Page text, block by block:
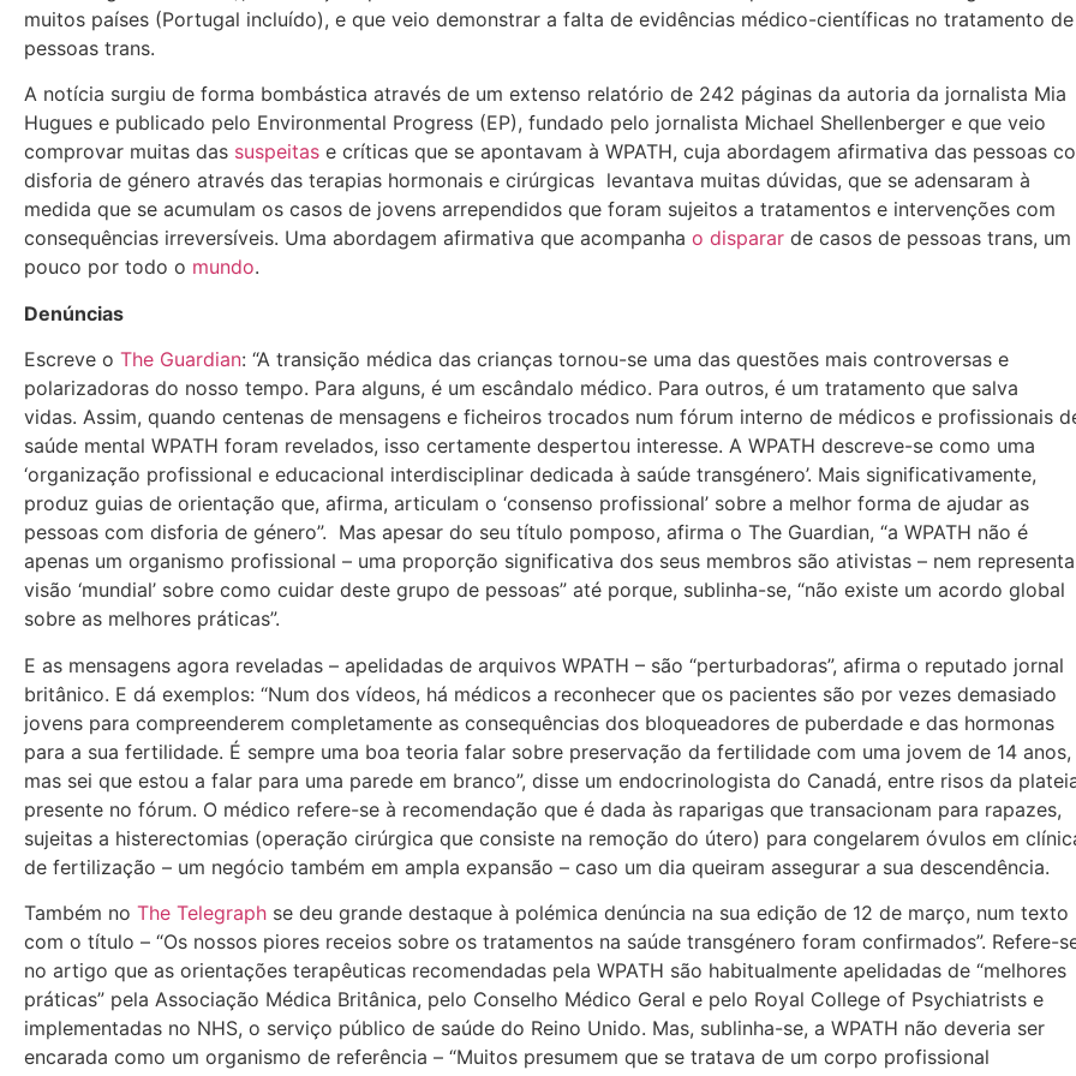
muitos países (Portugal incluído), e que veio demonstrar a falta de evidências médico-científicas no tratamento de
pessoas trans.
A notícia surgiu de forma bombástica através de um extenso relatório de 242 páginas da autoria da jornalista Mia
Hugues e publicado pelo Environmental Progress (EP), fundado pelo jornalista Michael Shellenberger e que veio
comprovar muitas das suspeitas e críticas que se apontavam à WPATH, cuja abordagem afirmativa das pessoas
disforia de género através das terapias hormonais e cirúrgicas levantava muitas dúvidas, que se adensaram à
medida que se acumulam os casos de jovens arrependidos que foram sujeitos a tratamentos e intervenções com
consequências irreversíveis. Uma abordagem afirmativa que acompanha o disparar de casos de pessoas trans, um
pouco por todo o mundo.
Denúncias
Escreve o The Guardian: “A transição médica das crianças tornou-se uma das questões mais controversas e
polarizadoras do nosso tempo. Para alguns, é um escândalo médico. Para outros, é um tratamento que salva
vidas. Assim, quando centenas de mensagens e ficheiros trocados num fórum interno de médicos e profissionais
saúde mental WPATH foram revelados, isso certamente despertou interesse. A WPATH descreve-se como uma
‘organização profissional e educacional interdisciplinar dedicada à saúde transgénero’. Mais significativamente,
produz guias de orientação que, afirma, articulam o ‘consenso profissional’ sobre a melhor forma de ajudar as
pessoas com disforia de género”. Mas apesar do seu título pomposo, afirma o The Guardian, “a WPATH não é
apenas um organismo profissional – uma proporção significativa dos seus membros são ativistas – nem
visão ‘mundial’ sobre como cuidar deste grupo de pessoas” até porque, sublinha-se, “não existe um acordo global
sobre as melhores práticas”.
E as mensagens agora reveladas – apelidadas de arquivos WPATH – são “perturbadoras”, afirma o reputado jornal
britânico. E dá exemplos: “Num dos vídeos, há médicos a reconhecer que os pacientes são por vezes demasiado
jovens para compreenderem completamente as consequências dos bloqueadores de puberdade e das hormonas
para a sua fertilidade. É sempre uma boa teoria falar sobre preservação da fertilidade com uma jovem de 14 anos,
mas sei que estou a falar para uma parede em branco”, disse um endocrinologista do Canadá, entre risos da
presente no fórum. O médico refere-se à recomendação que é dada às raparigas que transacionam para rapazes,
sujeitas a histerectomias (operação cirúrgica que consiste na remoção do útero) para congelarem óvulos em
de fertilização – um negócio também em ampla expansão – caso um dia queiram assegurar a sua descendência.
Também no The Telegraph se deu grande destaque à polémica denúncia na sua edição de 12 de março, num texto
com o título – “Os nossos piores receios sobre os tratamentos na saúde transgénero foram confirmados”. Refere-
no artigo que as orientações terapêuticas recomendadas pela WPATH são habitualmente apelidadas de “melhores
práticas” pela Associação Médica Britânica, pelo Conselho Médico Geral e pelo Royal College of Psychiatrists e
implementadas no NHS, o serviço público de saúde do Reino Unido. Mas, sublinha-se, a WPATH não deveria ser
encarada como um organismo de referência – “Muitos presumem que se tratava de um corpo profissional